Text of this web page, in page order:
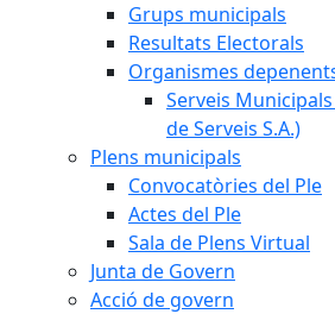
Grups municipals
Resultats Electorals
Organismes
Serveis
de Serveis S.A.)
Plens municipals
Convocatòries del Ple
Actes del Ple
Sala de Plens Virtual
Junta de Govern
Acció de govern